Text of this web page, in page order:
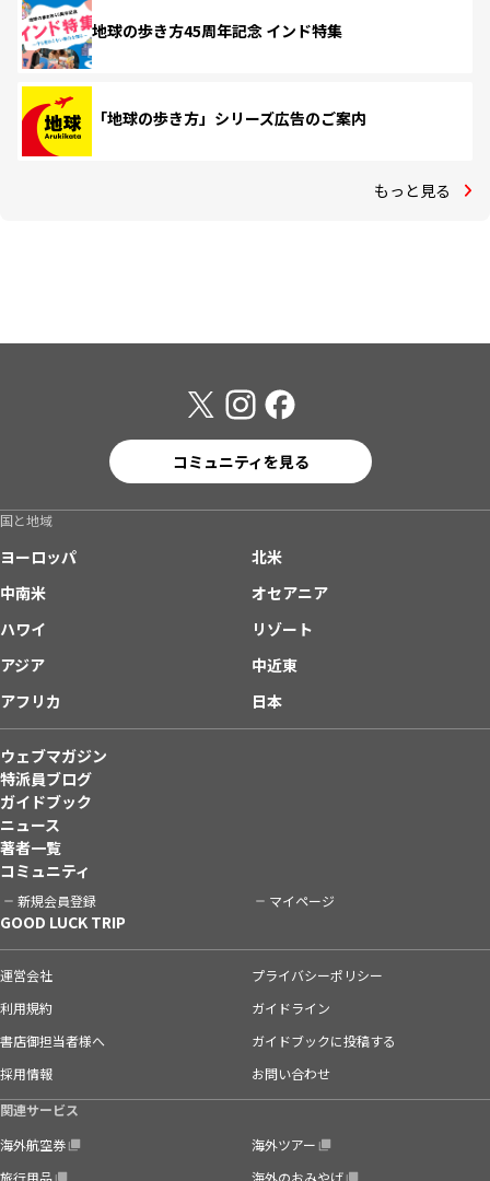
地球の歩き方45周年記念 インド特集
「地球の歩き方」シリーズ広告のご案内
もっと見る
コミュニティを見る
国と地域
ヨーロッパ
北米
中南米
オセアニア
ハワイ
リゾート
アジア
中近東
アフリカ
日本
ウェブマガジン
特派員ブログ
ガイドブック
ニュース
著者一覧
コミュニティ
新規会員登録 マイページ
GOOD LUCK TRIP
運営会社
プライバシーポリシー
利用規約
ガイドライン
書店御担当者様へ
ガイドブックに投稿する
採用情報
お問い合わせ
関連サービス
海外航空券
海外ツアー
旅行用品
海外のおみやげ